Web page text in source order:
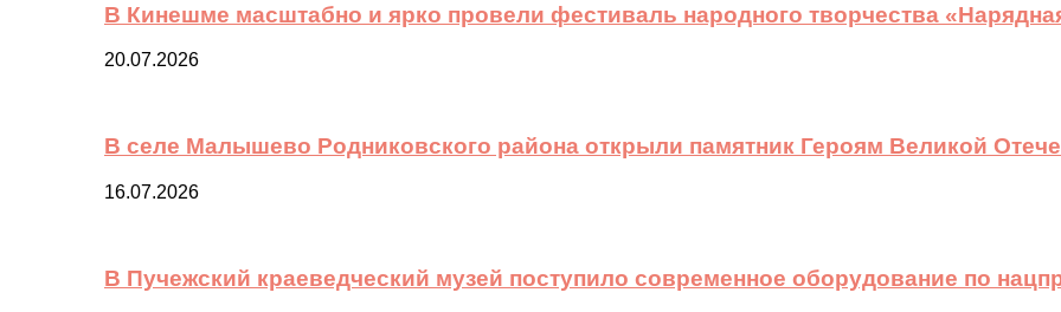
В Кинешме масштабно и ярко провели фестиваль народного творчества
20.07.2026
В селе Малышево Родниковского района открыли памятник Героям Великой
16.07.2026
В Пучежский краеведческий музей поступило современное оборудование по